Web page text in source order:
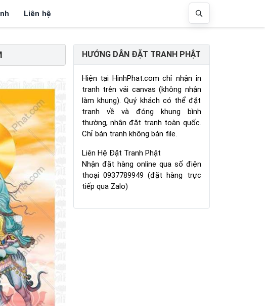
Liên hệ
HƯỚNG DẪN ĐẶT TRANH PHẬT
Hiện tại HinhPhat.com chỉ nhận in
tranh trên vải canvas (không nhận
làm khung). Quý khách có thể đặt
tranh về và đóng khung bình
thường, nhận đặt tranh toàn quốc.
Chỉ bán tranh không bán file.
Liên Hệ Đặt Tranh Phật
Nhận đặt hàng online qua số điện
thoại 0937789949 (đặt hàng trực
tiếp qua Zalo)